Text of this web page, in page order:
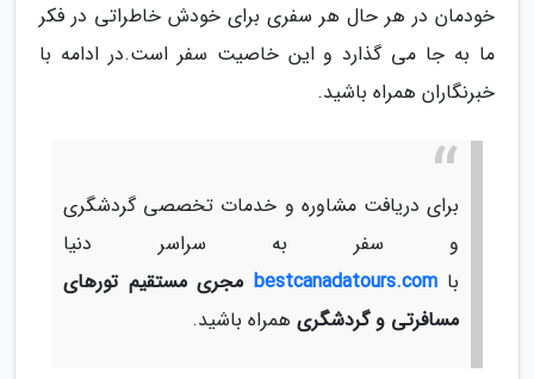
خودمان در هر حال هر سفری برای خودش خاطراتی در فکر
ما به جا می گذارد و این خاصیت سفر است.در ادامه با
خبرنگاران همراه باشید.
برای دریافت مشاوره و خدمات تخصصی گردشگری
و سفر به سراسر دنیا
باbestcanadatours.com مجری مستقیم تورهای
مسافرتی و گردشگری همراه باشید.